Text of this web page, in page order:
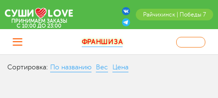
Райчихинск | Победы 7
ПРИНИМАЕМ ЗАКАЗЫ
C 10:00 ДО 23:00
ФРАНШИЗА
Сортировка: По названию Вес Цена